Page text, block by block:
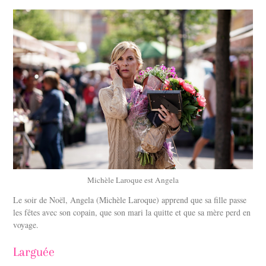
Michèle Laroque est Angela
Le soir de Noël, Angela (Michèle Laroque) apprend que sa fille passe
les fêtes avec son copain, que son mari la quitte et que sa mère perd en
voyage.
Larguée